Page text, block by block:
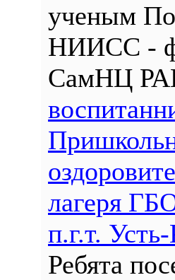
ученым
НИИСС -
СамНЦ
лагеря
п.г.т.
Ребята